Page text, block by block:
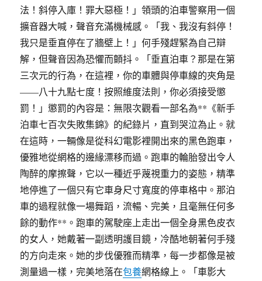
法！斜停入庫！罪大惡極！」領頭的泊車警察用一個
擴音器大喊，聲音充滿機械感。「我、我沒有斜停！
我只是垂直停在了牆壁上！」何手殘趕緊為自己辯
解，但聲音因為恐懼而顫抖。「垂直泊車？那是在第
三次元的行為，在這裡，你的車體與停車線的夾角是
——八十九點七度！按照維度法則，你必須接受懲
罰！」懲罰的內容是：無限次觀看一部名為**《新手
泊車七百次失敗集錦》的紀錄片，直到哭泣為止。就
在這時，一輛像是從科幻電影裡開出來的黑色跑車，
優雅地從網格的邊緣漂移而過。跑車的輪胎發出令人
陶醉的摩擦聲，它以一種近乎蔑視重力的姿態，精準
地停進了一個只有它車身尺寸寬度的停車格中。那泊
車的過程就像一場舞蹈，流暢、完美，且毫無任何多
餘的動作**。跑車的駕駛座上走出一個全身黑色皮衣
的女人，她戴著一副透明護目鏡，冷酷地朝著何手殘
的方向走來。她的步伐優雅而精準，每一步都像是被
測量過一樣，完美地落在包養網格線上。「車影大